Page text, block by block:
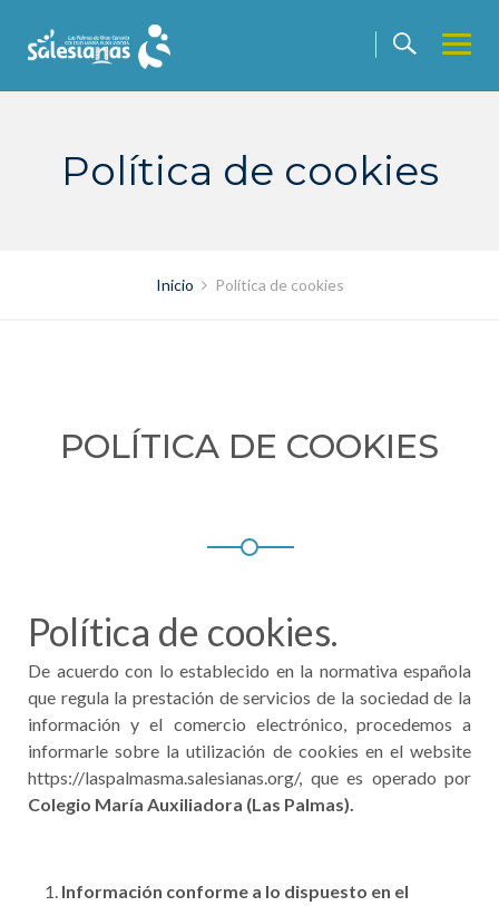
contenido
Política de cookies
Inicio Política de cookies
POLÍTICA DE COOKIES
Política de cookies.
De acuerdo con lo establecido en la normativa española
que regula la prestación de servicios de la sociedad de la
información y el comercio electrónico, procedemos a
informarle sobre la utilización de cookies en el website
https://laspalmasma.salesianas.org/, que es operado por
Colegio María Auxiliadora (Las Palmas).
Información conforme a lo dispuesto en el